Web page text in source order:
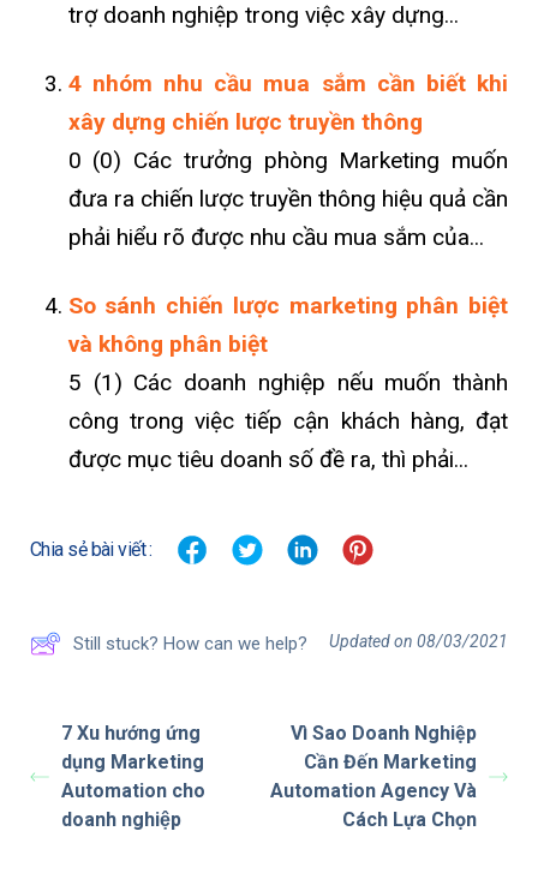
trợ doanh nghiệp trong việc xây dựng...
4 nhóm nhu cầu mua sắm cần biết khi
xây dựng chiến lược truyền thông
0 (0) Các trưởng phòng Marketing muốn
đưa ra chiến lược truyền thông hiệu quả cần
phải hiểu rõ được nhu cầu mua sắm của...
So sánh chiến lược marketing phân biệt
và không phân biệt
5 (1) Các doanh nghiệp nếu muốn thành
công trong việc tiếp cận khách hàng, đạt
được mục tiêu doanh số đề ra, thì phải...
Chia sẻ bài viết :
Still stuck? How can we help? Updated on 08/03/2021
7 Xu hướng ứng
dụng Marketing
Automation cho
doanh nghiệp
Vì Sao Doanh Nghiệp
Cần Đến Marketing
Automation Agency Và
Cách Lựa Chọn